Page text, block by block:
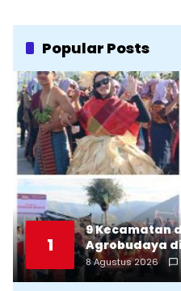
Popular Posts
1
9 Kecamatan
Agrobudaya
Jou 2026:
agar Terkenal
8 Agustus 2026